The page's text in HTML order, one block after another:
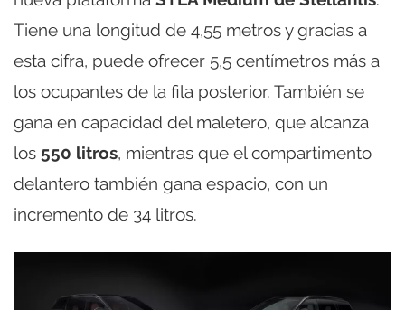
Tiene una longitud de 4,55 metros y gracias a
esta cifra, puede ofrecer 5,5 centímetros más a
los ocupantes de la fila posterior. También se
gana en capacidad del maletero, que alcanza
los 550 litros, mientras que el compartimento
delantero también gana espacio, con un
incremento de 34 litros.